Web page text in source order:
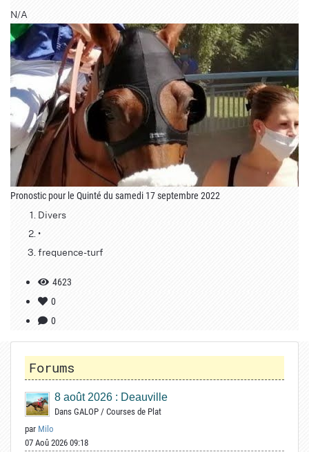
N/A
Pronostic pour le Quinté du samedi 17 septembre 2022
Divers
•
frequence-turf
4623
0
0
Forums
8 août 2026 : Deauville
Dans GALOP / Courses de Plat
par Milo
07 Aoû 2026 09:18